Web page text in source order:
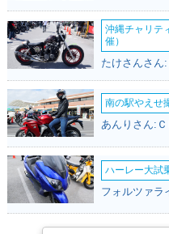
沖縄チャリテ
催）
たけさんさん
南の駅やえせ
あんりさん:
ハーレー大試
フォルツァラ